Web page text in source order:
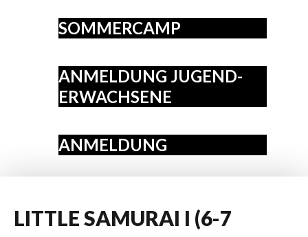
SOMMERCAMP
ANMELDUNG JUGEND-
ERWACHSENE
ANMELDUNG
LITTLESAMURAI I (6-7